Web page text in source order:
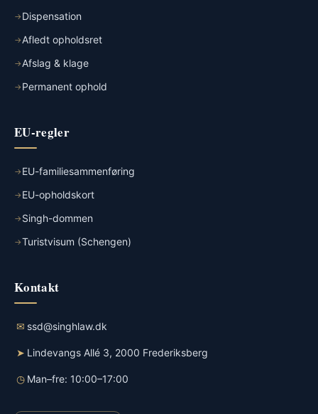
Dispensation
Afledt opholdsret
Afslag & klage
Permanent ophold
EU-regler
EU-familiesammenføring
EU-opholdskort
Singh-dommen
Turistvisum (Schengen)
Kontakt
✉ ssd@singhlaw.dk
➤ Lindevangs Allé 3, 2000 Frederiksberg
◷ Man–fre: 10:00–17:00